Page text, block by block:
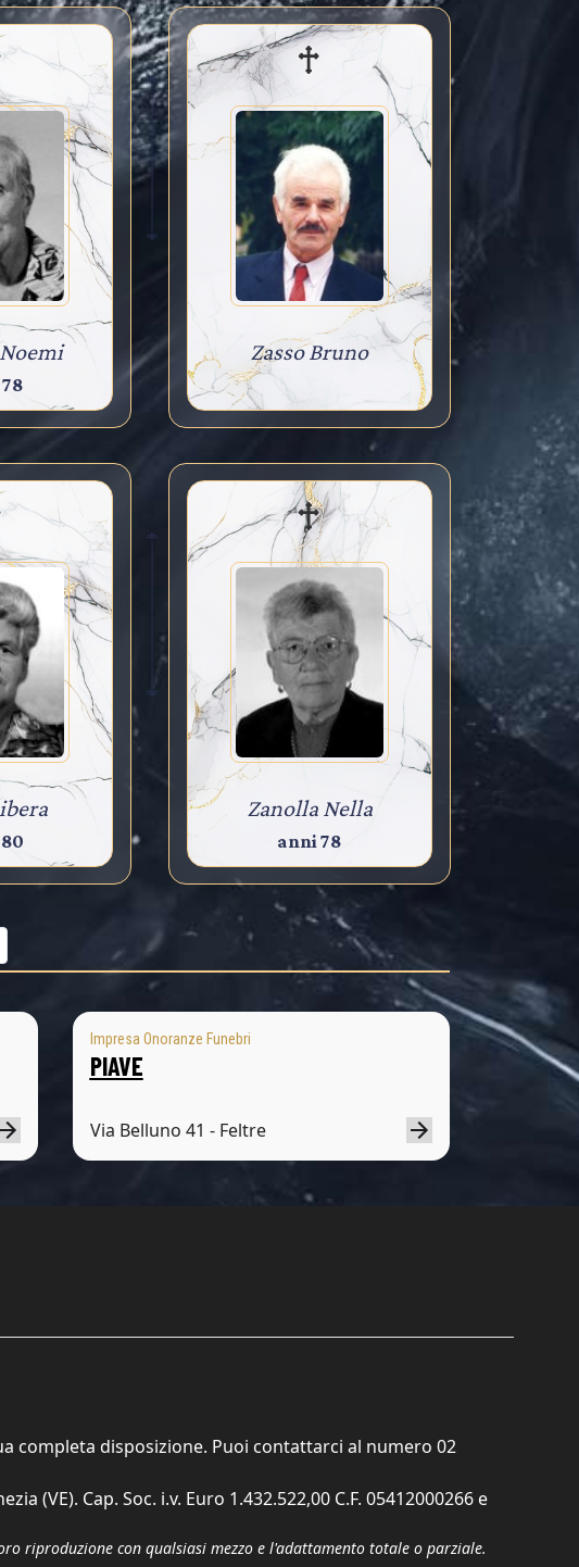
Zasso Bruno
Zanolla Nella
anni 78
Impresa Onoranze Funebri
PIAVE
Via Belluno 41 - Feltre
completa disposizione. Puoi contattarci al numero 02
(VE). Cap. Soc. i.v. Euro 1.432.522,00 C.F. 05412000266 e
riproduzione con qualsiasi mezzo e l'adattamento totale o parziale.